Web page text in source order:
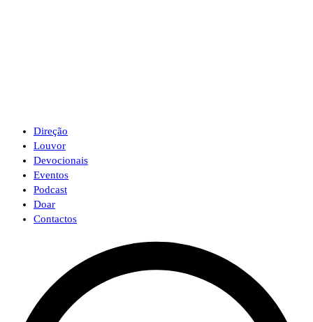
Direção
Louvor
Devocionais
Eventos
Podcast
Doar
Contactos